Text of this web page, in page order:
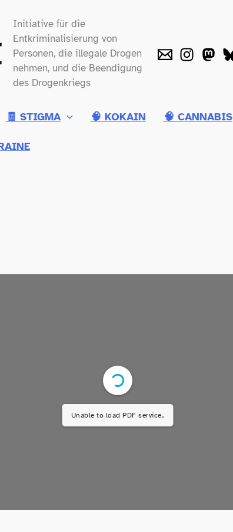
Initiative für die
Entkriminalisierung von
Personen, die illegale Drogen
nehmen, und die Beendigung
des Drogenkriegs
🧾 STIGMA 🧠 KOKAIN 🧠 CANNABIS
Unable to load PDF service..